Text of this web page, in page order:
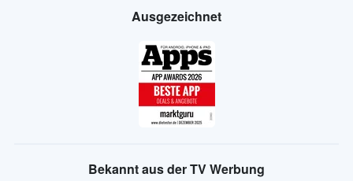
Ausgezeichnet
Bekannt aus der TV Werbung